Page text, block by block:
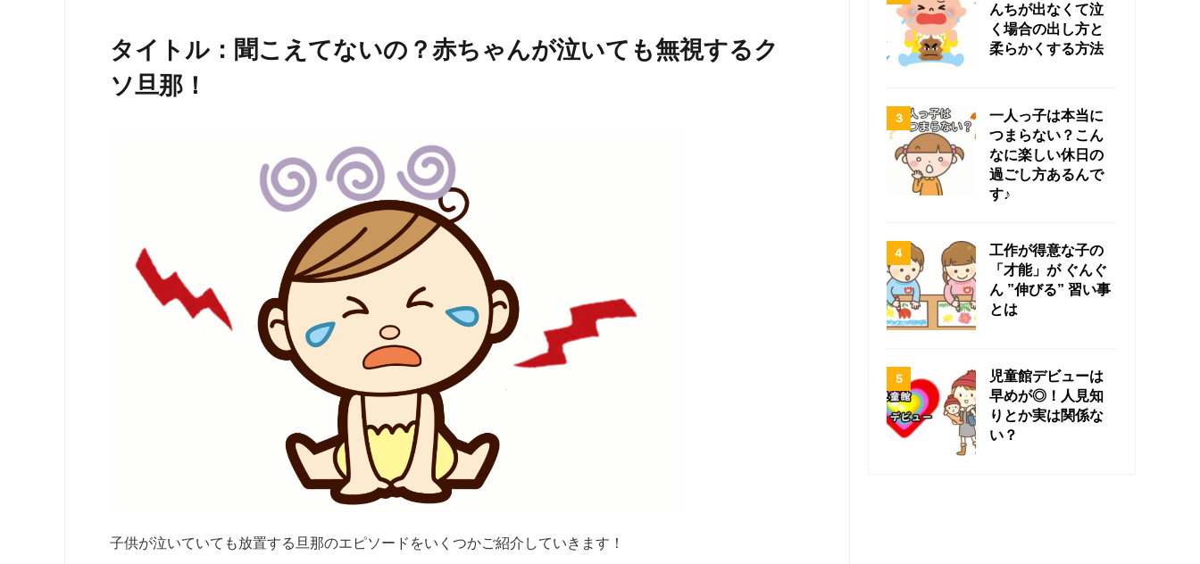
タイトル：聞こえてないの？赤ちゃんが泣いても無視するク
ソ旦那！
子供が泣いていても放置する旦那のエピソードをいくつかご紹介していきます！
んちが出なくて泣
く場合の出し方と
柔らかくする方法
一人っ子は本当に
つまらない？こん
なに楽しい休日の
過ごし方あるんで
す♪
工作が得意な子の
「才能」が ぐんぐ
ん ”伸びる” 習い事
とは
児童館デビューは
早めが◎！人見知
りとか実は関係な
い？